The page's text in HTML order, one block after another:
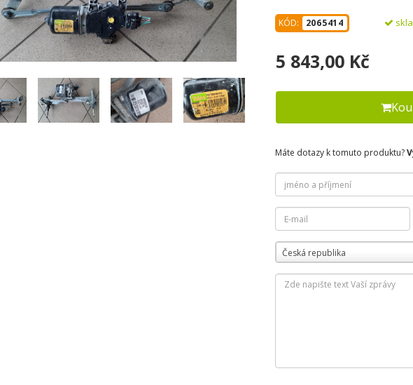
KÓD: 2065414
5 843,00 Kč
Máte dotazy k tomuto produktu?
Česká republika